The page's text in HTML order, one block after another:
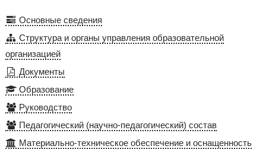
Основные сведения
Структура и органы управления образовательной
организацией
Документы
Образование
Руководство
Педагогический (научно-педагогический) состав
Материально-техническое обеспечение и оснащенность